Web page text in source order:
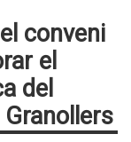
conveni
el
del